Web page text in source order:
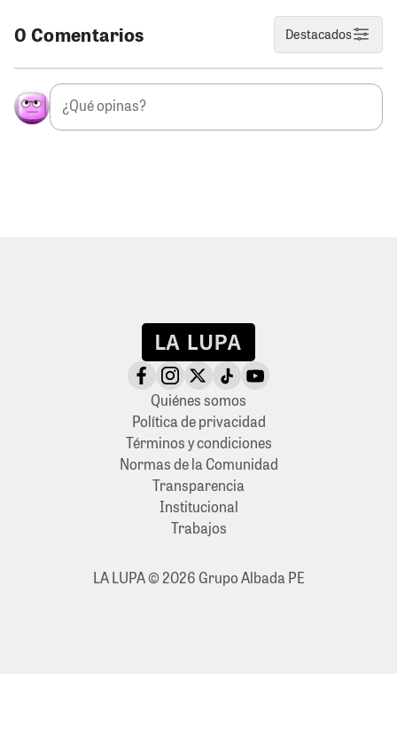
0 Comentarios Destacados
Quiénes somos
Política de privacidad
Términos y condiciones
Normas de la Comunidad
Transparencia
Institucional
Trabajos
LA LUPA © 2026 Grupo Albada PE